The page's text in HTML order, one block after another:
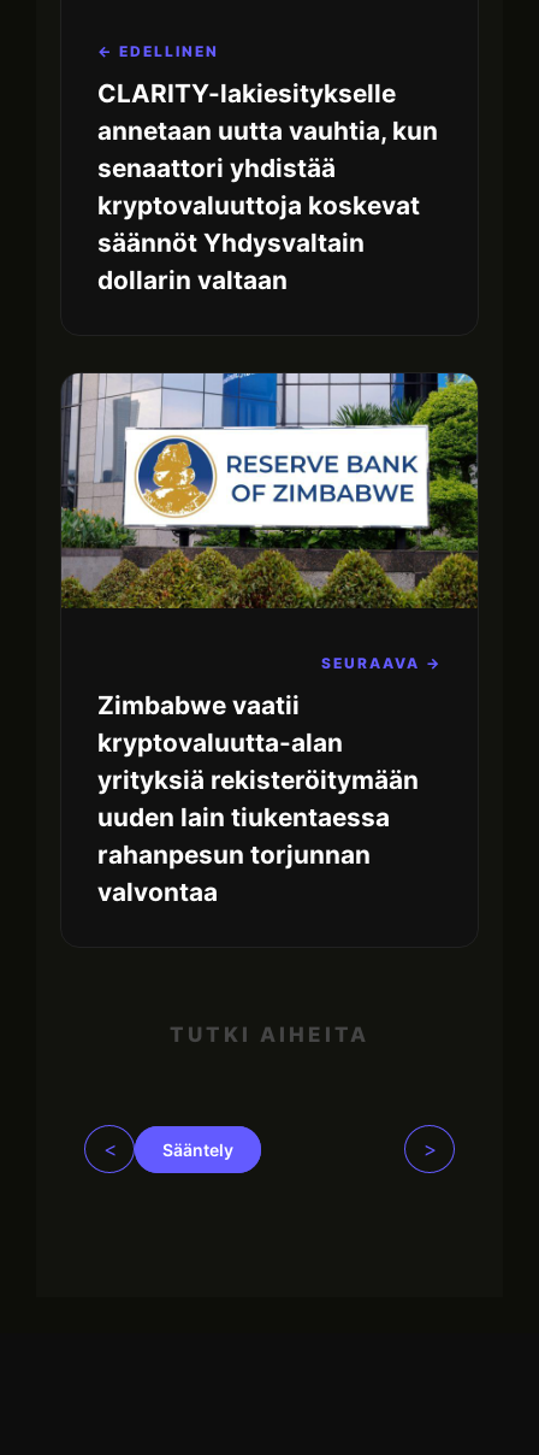
← EDELLINEN
CLARITY-lakiesitykselle
annetaan uutta vauhtia, kun
senaattori yhdistää
kryptovaluuttoja koskevat
säännöt Yhdysvaltain
dollarin valtaan
SEURAAVA →
Zimbabwe vaatii
kryptovaluutta-alan
yrityksiä rekisteröitymään
uuden lain tiukentaessa
rahanpesun torjunnan
valvontaa
TUTKI AIHEITA
< Sääntely >